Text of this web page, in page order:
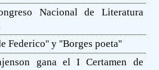
Nacional de Literatura
Federico'' y ''Borges poeta''
gana el I Certamen de